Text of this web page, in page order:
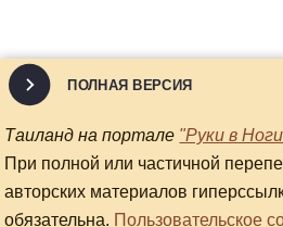
ПОЛНАЯ ВЕРСИЯ
Таиланд на портале "Руки в
При полной или частичной
авторских материалов
обязательна. Пользовательское